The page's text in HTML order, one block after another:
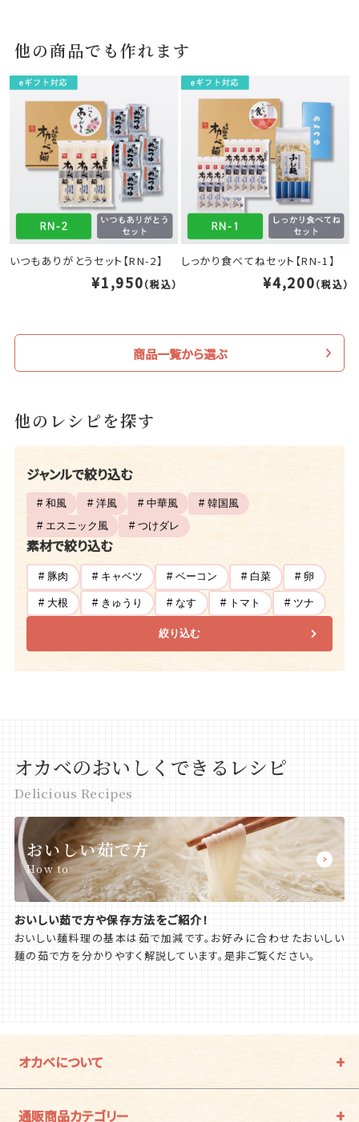
他の商品でも作れます
いつもありがとうセット【RN-2】
¥1,950（税込）
しっかり食べてねセット【RN-1】
¥4,200（税込）
商品一覧から選ぶ
他のレシピを探す
ジャンルで絞り込む
# 和風 # 洋風 # 中華風
# 韓国風
# エスニック風
# つけダレ
素材で絞り込む
# 豚肉 # キャベツ # ベーコン # 白菜 # 卵
# 大根 # きゅうり # なす # トマト # ツナ
絞り込む
オカベのおいしくできるレシピ
Delicious Recipes
おいしい茹で方
How to
おいしい茹で方や保存方法をご紹介！
おいしい麺料理の基本は茹で加減です。お好みに合わせたおいしい
麺の茹で方を分かりやすく解説しています。是非ご覧ください。
オカベについて
通販商品カテゴリー